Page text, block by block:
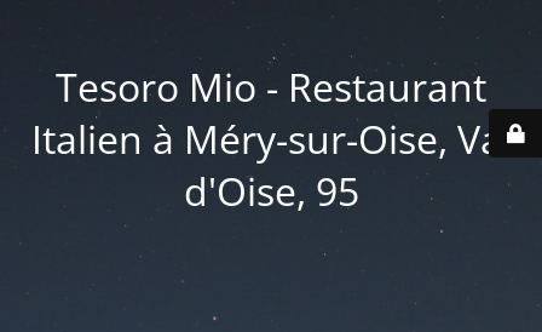
Tesoro Mio - Restaurant
Italien à Méry-sur-Oise, Val
d'Oise, 95